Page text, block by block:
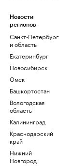
Новости
регионов
Санкт-Петербург
и область
Екатеринбург
Новосибирск
Омск
Башкортостан
Вологодская
область
Калининград
Краснодарский
край
Нижний
Новгород